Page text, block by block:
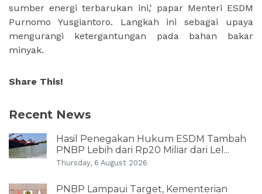
sumber energi terbarukan ini,' papar Menteri ESDM
Purnomo Yusgiantoro. Langkah ini sebagai upaya
mengurangi ketergantungan pada bahan bakar
minyak.
Share This!
Recent News
Hasil Penegakan Hukum ESDM Tambah
PNBP Lebih dari Rp20 Miliar dari Lel...
Thursday, 6 August 2026
PNBP Lampaui Target, Kementerian